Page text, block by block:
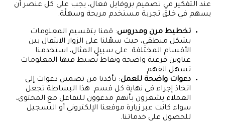
عند التفكير في تصميم بروفايل فعال، يجب على كل عنصر أن
يسهم في خلق تجربة مستخدم مريحة وسهلّة.
تخطيط مرن ومدروس: قمنا بتقسيم المعلومات
بشكل منطقي، حيث سهّلنا على الزوار الانتقال بين
الأقسام المختلفة. على سبيل المثال، استخدمنا
عناوين فرعية واضحة ونقاط نُضبط فيها المعلومات
تسهل الفهم.
دعوات واضحة للعمل: تأكدنا من تضمين دعوات إلى
اتخاذ إجراء في نهاية كل قسم. هذا البساطة تجعل
العملاء يشعرون بأنهم مدعوون للتفاعل مع المحتوى،
سواء كانت عبر زيارة موقعنا الإلكتروني أو التسجيل
للحصول على خدماتنا.